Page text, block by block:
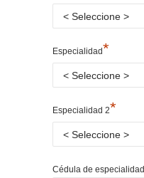
Especialidad*
Especialidad 2*
Cédula de especialidad